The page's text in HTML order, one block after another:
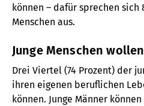
können – dafür sprechen sich
Menschen aus.
Junge Menschen
Drei Viertel (74 Prozent) der
ihren eigenen beruflichen
können. Junge Männer